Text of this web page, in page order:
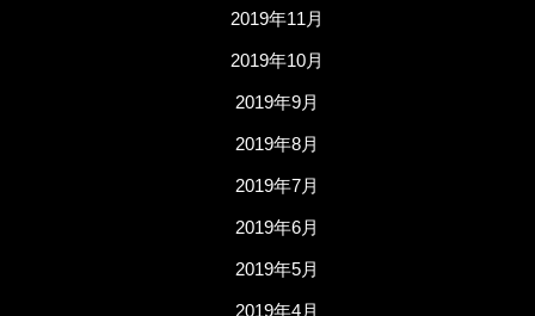
2019年11月
2019年10月
2019年9月
2019年8月
2019年7月
2019年6月
2019年5月
2019年4月